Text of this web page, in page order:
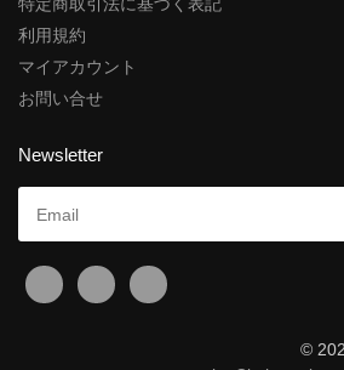
特定商取引法に基づく表記
利用規約
マイアカウント
お問い合せ
Newsletter
©